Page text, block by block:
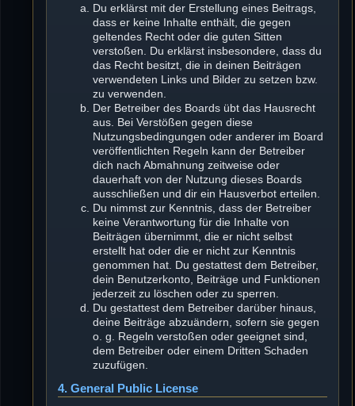
Du erklärst mit der Erstellung eines Beitrags,
dass er keine Inhalte enthält, die gegen
geltendes Recht oder die guten Sitten
verstoßen. Du erklärst insbesondere, dass du
das Recht besitzt, die in deinen Beiträgen
verwendeten Links und Bilder zu setzen bzw.
zu verwenden.
Der Betreiber des Boards übt das Hausrecht
aus. Bei Verstößen gegen diese
Nutzungsbedingungen oder anderer im Board
veröffentlichten Regeln kann der Betreiber
dich nach Abmahnung zeitweise oder
dauerhaft von der Nutzung dieses Boards
ausschließen und dir ein Hausverbot erteilen.
Du nimmst zur Kenntnis, dass der Betreiber
keine Verantwortung für die Inhalte von
Beiträgen übernimmt, die er nicht selbst
erstellt hat oder die er nicht zur Kenntnis
genommen hat. Du gestattest dem Betreiber,
dein Benutzerkonto, Beiträge und Funktionen
jederzeit zu löschen oder zu sperren.
Du gestattest dem Betreiber darüber hinaus,
deine Beiträge abzuändern, sofern sie gegen
o. g. Regeln verstoßen oder geeignet sind,
dem Betreiber oder einem Dritten Schaden
zuzufügen.
4. General Public License